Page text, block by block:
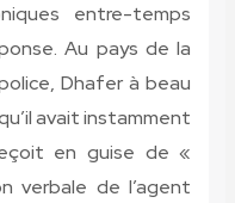
entre-temps
Au pays de la
Dhafer à beau
avait instamment
en guise de «
verbale de l’agent